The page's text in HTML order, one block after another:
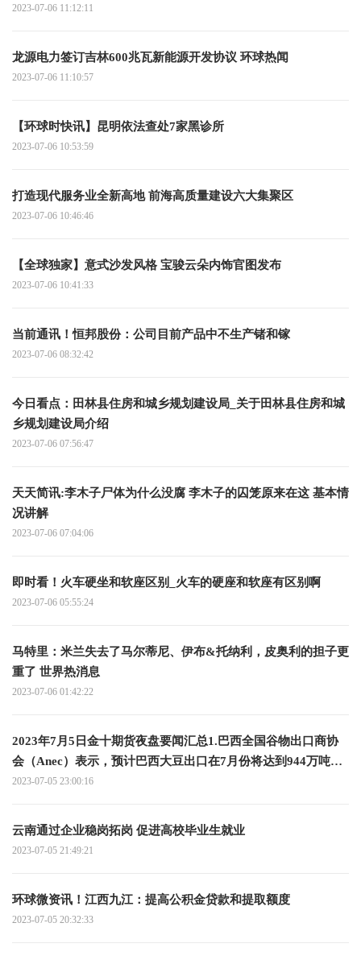
2023-07-06 11:12:11
龙源电力签订吉林600兆瓦新能源开发协议 环球热闻
2023-07-06 11:10:57
【环球时快讯】昆明依法查处7家黑诊所
2023-07-06 10:53:59
打造现代服务业全新高地 前海高质量建设六大集聚区
2023-07-06 10:46:46
【全球独家】意式沙发风格 宝骏云朵内饰官图发布
2023-07-06 10:41:33
当前通讯！恒邦股份：公司目前产品中不生产锗和镓
2023-07-06 08:32:42
今日看点：田林县住房和城乡规划建设局_关于田林县住房和城
乡规划建设局介绍
2023-07-06 07:56:47
天天简讯:李木子尸体为什么没腐 李木子的囚笼原来在这 基本情
况讲解
2023-07-06 07:04:06
即时看！火车硬坐和软座区别_火车的硬座和软座有区别啊
2023-07-06 05:55:24
马特里：米兰失去了马尔蒂尼、伊布&托纳利，皮奥利的担子更
重了 世界热消息
2023-07-06 01:42:22
2023年7月5日金十期货夜盘要闻汇总1.巴西全国谷物出口商协
会（Anec）表示，预计巴西大豆出口在7月份将达到944万吨，
而去年同期为700万吨；预计巴西玉米出口在7月份达到634万
225万吨 全球关注
2023-07-05 23:00:16
云南通过企业稳岗拓岗 促进高校毕业生就业
2023-07-05 21:49:21
环球微资讯！江西九江：提高公积金贷款和提取额度
2023-07-05 20:32:33